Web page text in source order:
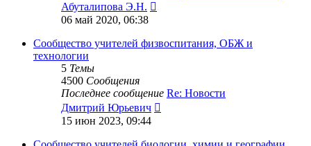
Абуталипова Э.Н.
сообщению
06 май 2020, 06:38
Сообщество учителей физвоспитания, ОБЖ и
технологии
5 Темы
4500 Сообщения
Последнее сообщение Re: Новости
Дмитрий Юрьевич
сообщению
15 июн 2023, 09:44